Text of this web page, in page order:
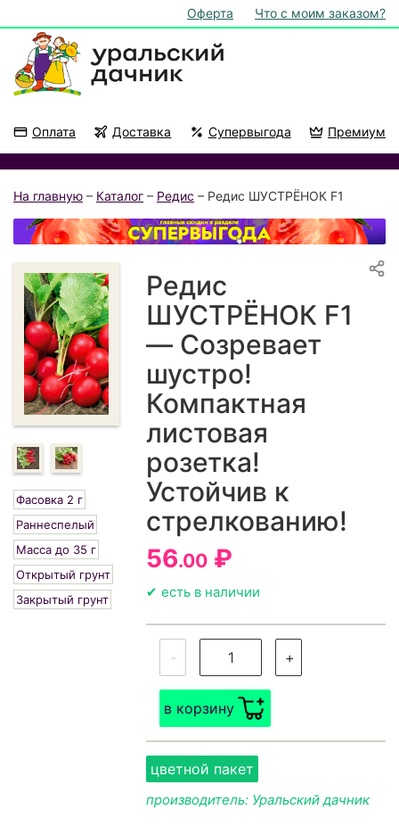
Оферта Что с моим заказом?
Оплата Доставка Супервыгода Премиум
На главную – Каталог – Редис – Редис ШУСТРЁНОК F1
Фасовка 2 г
Раннеспелый
Масса до 35 г
Открытый грунт
Закрытый грунт
Редис
ШУСТРЁНОК F1
— Созревает
шустро!
Компактная
листовая
розетка!
Устойчив к
стрелкованию!
56.00 ₽
✔ есть в наличии
- +
в корзину
цветной пакет
производитель: Уральский дачник